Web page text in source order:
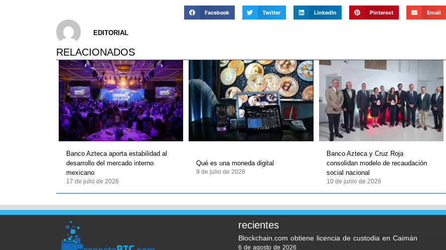
Facebook Twitter LinkedIn Pinterest Email
EDITORIAL
RELACIONADOS
Banco Azteca aporta estabilidad al
desarrollo del mercado interno
mexicano
17 de julio de 2026
Qué es una moneda digital
9 de julio de 2026
Banco Azteca y Cruz Roja
consolidan modelo de recaudación
social nacional
10 de junio de 2026
recientes
Blockchain.com obtiene licencia de custodia en Caimán
6 de agosto de 2026